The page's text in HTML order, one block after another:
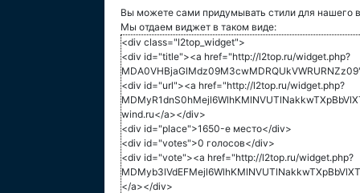
Вы можете сами придумывать стили для нашего
Мы отдаем виджет в таком виде:
<div class="l2top_widget">
<div id="title"><a href="http://l2top.ru/widget.php?
<div id="url"><a href="http://l2top.ru/widget.php?
wind.ru</a></div>
<div id="place">1650-е место</div>
<div id="votes">0 голосов</div>
<div id="vote"><a href="http://l2top.ru/widget.php?
</a></div>